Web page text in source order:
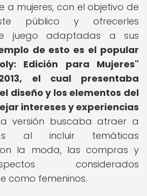
a mujeres, con el objetivo de
público y ofrecerles
juego adaptadas a sus
de esto es el popular
Edición para Mujeres"
el cual presentaba
diseño y los elementos del
intereses y experiencias
versión buscaba atraer a
al incluir temáticas
la moda, las compras y
considerados
como femeninos.